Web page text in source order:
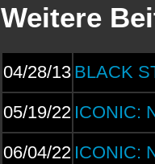
Weitere
04/28/13 BLACK
05/19/22 ICONIC:
06/04/22 ICONIC: